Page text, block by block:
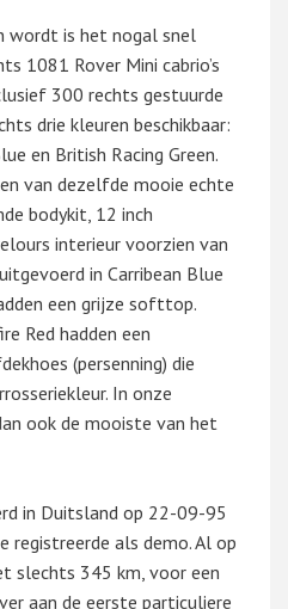
wordt is het nogal snel
1081 Rover Mini cabrio’s
300 rechts gestuurde
drie kleuren beschikbaar:
en British Racing Green.
van dezelfde mooie echte
bodykit, 12 inch
interieur voorzien van
in Carribean Blue
een grijze softtop.
Red hadden een
(persenning) die
In onze
ook de mooiste van het
in Duitsland op 22-09-95
registreerde als demo. Al op
slechts 345 km, voor een
aan de eerste particuliere